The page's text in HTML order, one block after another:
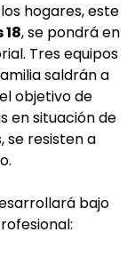
hogares, este
, se pondrá en
Tres equipos
saldrán a
objetivo de
en situación de
se resisten a
bajo